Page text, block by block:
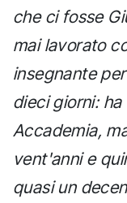
che ci fosse
mai lavorato
insegnante
dieci giorni:
Accademia,
vent'anni e
quasi un